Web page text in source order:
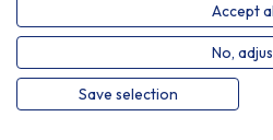
Copyright © 2026. Meloni
Privacy Policy
Accept
No,
Save selection